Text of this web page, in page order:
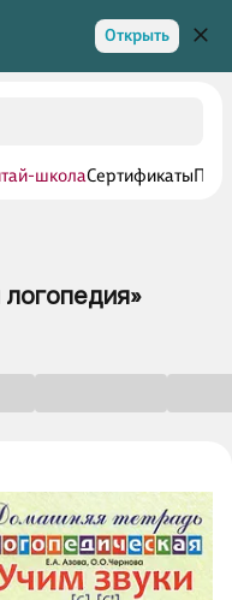
Открыть
школаСертификаты
логопедия»